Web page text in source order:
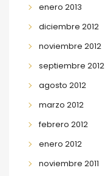
enero 2013
diciembre 2012
noviembre 2012
septiembre 2012
agosto 2012
marzo 2012
febrero 2012
enero 2012
noviembre 2011